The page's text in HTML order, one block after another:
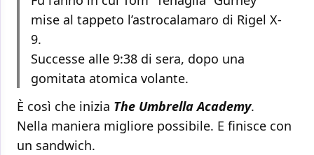
mise al tappeto l’astrocalamaro di Rigel X-
9.
Successe alle 9:38 di sera, dopo una
gomitata atomica volante.
È così che inizia The Umbrella Academy.
Nella maniera migliore possibile. E finisce con
un sandwich.